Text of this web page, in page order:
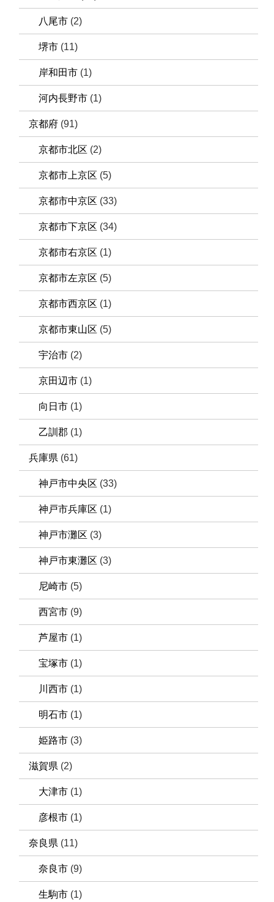
八尾市 (2)
堺市 (11)
岸和田市 (1)
河内長野市 (1)
京都府 (91)
京都市北区 (2)
京都市上京区 (5)
京都市中京区 (33)
京都市下京区 (34)
京都市右京区 (1)
京都市左京区 (5)
京都市西京区 (1)
京都市東山区 (5)
宇治市 (2)
京田辺市 (1)
向日市 (1)
乙訓郡 (1)
兵庫県 (61)
神戸市中央区 (33)
神戸市兵庫区 (1)
神戸市灘区 (3)
神戸市東灘区 (3)
尼崎市 (5)
西宮市 (9)
芦屋市 (1)
宝塚市 (1)
川西市 (1)
明石市 (1)
姫路市 (3)
滋賀県 (2)
大津市 (1)
彦根市 (1)
奈良県 (11)
奈良市 (9)
生駒市 (1)